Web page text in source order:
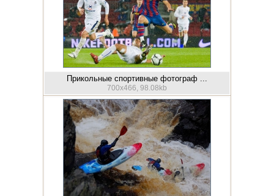
Прикольные спортивные фотограф ...
700x466, 98.08kb